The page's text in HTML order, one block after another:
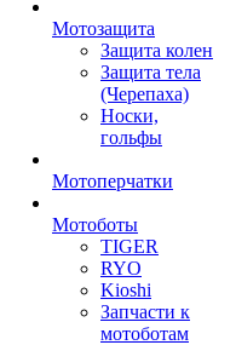
Мотозащита
Защита колен
Защита тела
(Черепаха)
Носки,
гольфы
Мотоперчатки
Мотоботы
TIGER
RYO
Kioshi
Запчасти к
мотоботам